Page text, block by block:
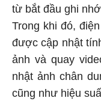
từ bắt đầu ghi
Trong khi đó,
được cập nhật
ảnh và quay
nhật ảnh chân
cũng như hiệu